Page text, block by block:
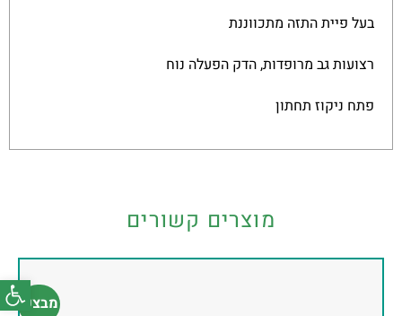
בעל פיית התזה מתכווננת
רצועות גב מרופדות, הדק הפעלה נוח
פתח ניקוז תחתון
מוצרים קשורים
מבצע!
פתח